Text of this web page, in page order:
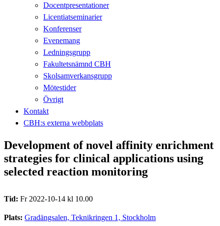
Docentpresentationer
Licentiatseminarier
Konferenser
Evenemang
Ledningsgrupp
Fakultetsnämnd CBH
Skolsamverkansgrupp
Mötestider
Övrigt
Kontakt
CBH:s externa webbplats
Development of novel affinity enrichment
strategies for clinical applications using
selected reaction monitoring
Tid: Fr 2022-10-14 kl 10.00
Plats: Gradängsalen, Teknikringen 1, Stockholm